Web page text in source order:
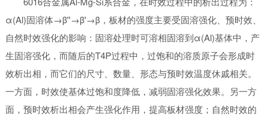
α(Al)固溶体→β''→β'→β，板材的强度主要受固溶强化、预时效、
自然时效强化的影响：固溶处理时可溶相固溶到α(Al)基体中，产
生固溶强化，而随后的T4P过程中，过饱和的溶质原子会形成时
效析出相，而它们的尺寸、数量、形态与预时效温度休戚相关。
一方面，时效使基体过饱和度降低，减弱固溶强化效果。另一方
面，预时效析出相会产生强化作用，提高板材强度；自然时效的